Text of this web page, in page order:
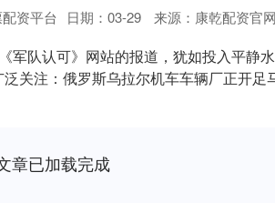
日期：03-29 来源：康乾配资官网
资平台
军队认可》网站的报道，犹如投入平静水
关注：俄罗斯乌拉尔机车车辆厂正开足
章已加载完成